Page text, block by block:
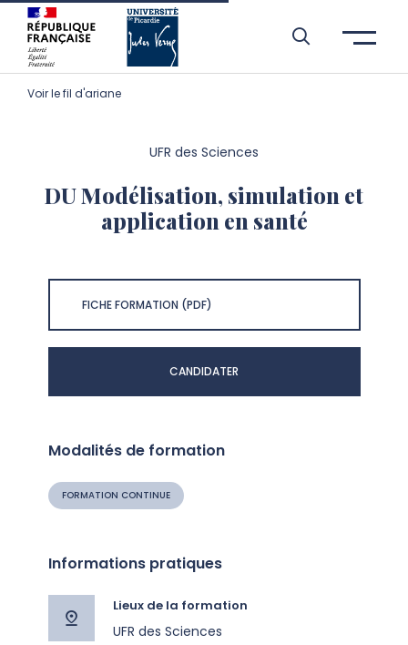
Aller à l’entête de page
Aller au menu principale
Aller au contenu principal
Aller à la recherche
Passer aux cookies
Aller au pied de page
Voir le fil d'ariane
UFR des Sciences
DU Modélisation, simulation et
application en santé
FICHE FORMATION (PDF)
CANDIDATER
Modalités de formation
FORMATION CONTINUE
Informations pratiques
Lieux de la formation
UFR des Sciences